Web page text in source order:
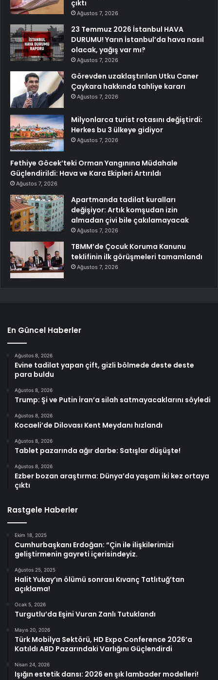
çıktı
Ağustos 7, 2026
23 Temmuz 2026 İstanbul HAVA
DURUMU! Yarın İstanbul’da hava nasıl
olacak, yağış var mı?
Ağustos 7, 2026
Görevden uzaklaştırılan Utku Caner
Çaykara hakkında tahliye kararı
Ağustos 7, 2026
Milyonlarca turist rotasını değiştirdi:
Herkes bu 3 ülkeye gidiyor
Ağustos 7, 2026
Fethiye Göcek’teki Orman Yangınına Müdahale
Güçlendirildi: Hava ve Kara Ekipleri Artırıldı
Ağustos 7, 2026
Apartmanda tadilat kuralları
değişiyor: Artık komşudan izin
almadan çivi bile çakılamayacak
Ağustos 7, 2026
TBMM’de Çocuk Koruma Kanunu
teklifinin ilk görüşmeleri tamamlandı
Ağustos 7, 2026
En Güncel Haberler
Ağustos 8, 2026
Evine tadilat yapan çift, gizli bölmede deste deste
para buldu
Ağustos 8, 2026
Trump: Şi ve Putin İran’a silah satmayacaklarını söyledi
Ağustos 8, 2026
Kocaeli’de Dilovası Kent Meydanı hızlandı
Ağustos 8, 2026
Tablet pazarında ağır darbe: Satışlar düşüşte!
Ağustos 8, 2026
Ezber bozan araştırma: Dünya’da yaşam iki kez ortaya
çıktı
Rastgele Haberler
Ekim 18, 2025
Cumhurbaşkanı Erdoğan: “Çin ile ilişkilerimizi
geliştirmenin gayreti içerisindeyiz.
Ağustos 25, 2025
Halit Yukay’ın ölümü sonrası Kıvanç Tatlıtuğ’tan
açıklama!
Ocak 5, 2026
Turgutlu’da Eşini Vuran Zanlı Tutuklandı
Mayıs 20, 2026
Türk Mobilya Sektörü, HD Expo Conference 2026’a
Katıldı ABD Pazarındaki Varlığını Güçlendirdi
Nisan 24, 2026
Işığın estetik dansı: 2026 en şık lambader modelleri!